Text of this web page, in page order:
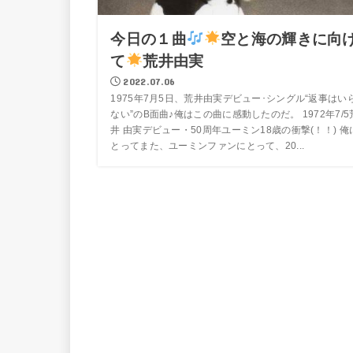
今日の１曲
空と海の輝きに向
て
荒井由実
2022.07.06
1975年7月5日、荒井由実デビュー･シングル“返事はい
ない”のB面曲♪俺はこの曲に感動したのだ。 1972年7/5
井 由実デビュー・50周年ユーミン18歳の衝撃(！！) 俺
とってまた、ユーミンファンにとって、20...